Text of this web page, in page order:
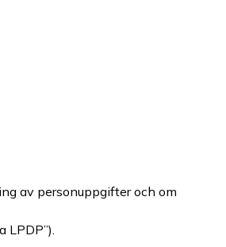
av personuppgifter och om
LPDP”).